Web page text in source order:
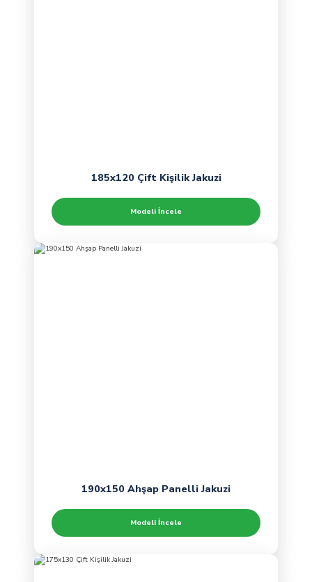
185x120 Çift Kişilik Jakuzi
Modeli İncele
190x150 Ahşap Panelli Jakuzi
Modeli İncele